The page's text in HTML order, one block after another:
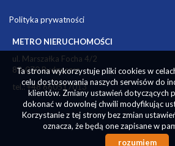
Polityka prywatności
METRO NIERUCHOMOŚCI
ul. Marszałka Focha 4/2
85-070 Bydgoszcz
tel.: +48 660517013
Ta strona wykorzystuje pliki cookies w
celu dostosowania naszych serwisów do
klientów. Zmiany ustawień dotyczących
dokonać w dowolnej chwili modyfikując
Korzystanie z tej strony bez zmian
oznacza, że będą one zapisane w
rozumiem